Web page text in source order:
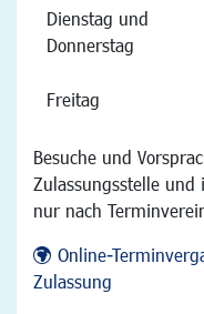
Dienstag und
Donnerstag
Freitag
Besuche und
Zulassungsstelle und
nur nach
Online-
Zulassung